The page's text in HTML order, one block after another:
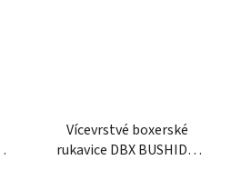
Vícevrstvé boxerské
rukavice DBX BUSHIDO